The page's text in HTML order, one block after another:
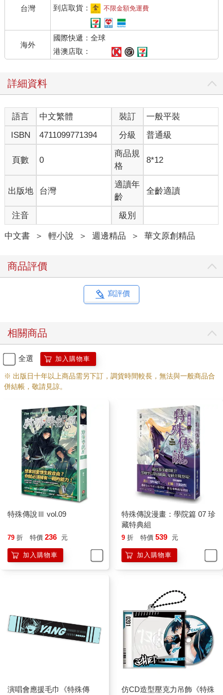
台灣 到店取貨： 不限金額免運費
海外
國際快遞：全球
港澳店取：
詳細資料
語言 中文繁體 裝訂
一般平裝
ISBN
4711099771394 分級 普通級
頁數 0
商品規
格
8*12
出版地 台灣
適讀年
齡
全齡適讀
注音 級別
中文書 ＞ 輕小說 ＞ 週邊精品 ＞ 華文原創精品
商品評價
寫評價
相關商品
全選 加入購物車
※ 出版日十年以上商品需另下訂，調貨時間較長，無法與一般商品合
併結帳，敬請見諒。
特殊傳說Ⅲ vol.09
79 折 特價 236 元
加入購物車
特殊傳說漫畫：學院篇 07 珍
藏特典組
9 折 特價 539 元
加入購物車
演唱會應援毛巾《特殊傳
仿CD造型壓克力吊飾《特殊